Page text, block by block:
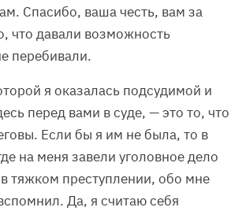
Спасибо, ваша честь, вам за
что давали возможность
перебивали.
я оказалась подсудимой и
перед вами в суде, — это то, что
Если бы я им не была, то в
на меня завели уголовное дело
тяжком преступлении, обо мне
Да, я считаю себя